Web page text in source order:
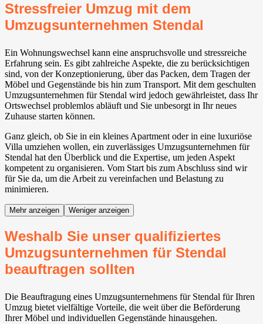
Stressfreier Umzug mit dem
Umzugsunternehmen Stendal
Ein Wohnungswechsel kann eine anspruchsvolle und stressreiche
Erfahrung sein. Es gibt zahlreiche Aspekte, die zu berücksichtigen
sind, von der Konzeptionierung, über das Packen, dem Tragen der
Möbel und Gegenstände bis hin zum Transport. Mit dem geschulten
Umzugsunternehmen für Stendal wird jedoch gewährleistet, dass Ihr
Ortswechsel problemlos abläuft und Sie unbesorgt in Ihr neues
Zuhause starten können.
Ganz gleich, ob Sie in ein kleines Apartment oder in eine luxuriöse
Villa umziehen wollen, ein zuverlässiges Umzugsunternehmen für
Stendal hat den Überblick und die Expertise, um jeden Aspekt
kompetent zu organisieren. Vom Start bis zum Abschluss sind wir
für Sie da, um die Arbeit zu vereinfachen und Belastung zu
minimieren.
Mehr anzeigen Weniger anzeigen
Weshalb Sie unser qualifiziertes
Umzugsunternehmen für Stendal
beauftragen sollten
Die Beauftragung eines Umzugsunternehmens für Stendal für Ihren
Umzug bietet vielfältige Vorteile, die weit über die Beförderung
Ihrer Möbel und individuellen Gegenstände hinausgehen.